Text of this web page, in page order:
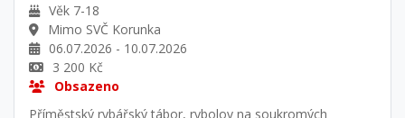
Věk 7-18
Mimo SVČ Korunka
06.07.2026 - 10.07.2026
3 200 Kč
Obsazeno
Příměstský rybářský tábor, rybolov na soukromých